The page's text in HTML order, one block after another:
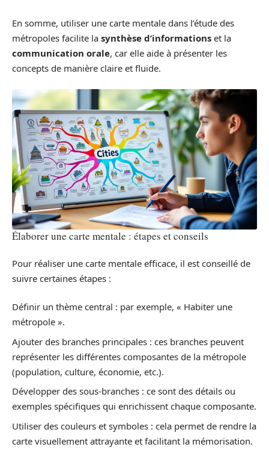
En somme, utiliser une carte mentale dans l’étude des
métropoles facilite la synthèse d’informations et la
communication orale, car elle aide à présenter les
concepts de manière claire et fluide.
Élaborer une carte mentale : étapes et conseils
Pour réaliser une carte mentale efficace, il est conseillé de
suivre certaines étapes :
Définir un thème central : par exemple, « Habiter une
métropole ».
Ajouter des branches principales : ces branches peuvent
représenter les différentes composantes de la métropole
(population, culture, économie, etc.).
Développer des sous-branches : ce sont des détails ou
exemples spécifiques qui enrichissent chaque composante.
Utiliser des couleurs et symboles : cela permet de rendre la
carte visuellement attrayante et facilitant la mémorisation.